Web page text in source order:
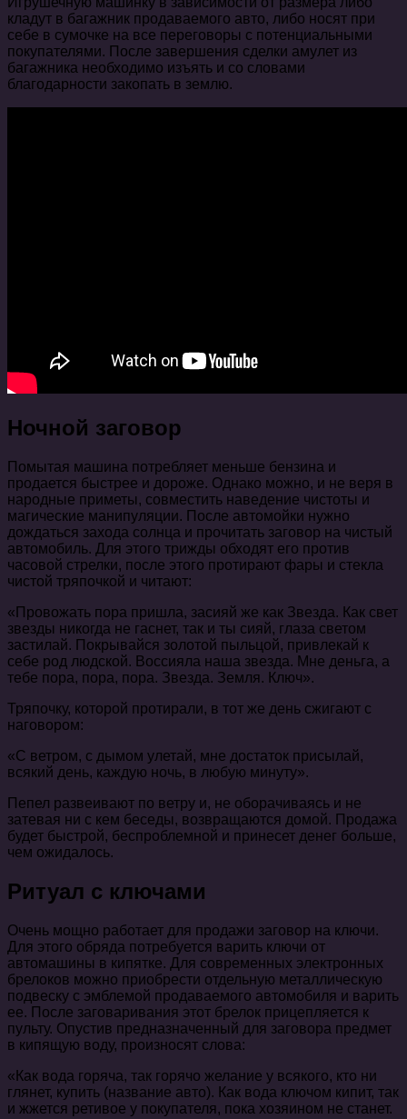
кладут в багажник продаваемого авто, либо носят при
себе в сумочке на все переговоры с потенциальными
покупателями. После завершения сделки амулет из
багажника необходимо изъять и со словами
благодарности закопать в землю.
Ночной заговор
Помытая машина потребляет меньше бензина и
продается быстрее и дороже. Однако можно, и не веря в
народные приметы, совместить наведение чистоты и
магические манипуляции. После автомойки нужно
дождаться захода солнца и прочитать заговор на чистый
автомобиль. Для этого трижды обходят его против
часовой стрелки, после этого протирают фары и стекла
чистой тряпочкой и читают:
«Провожать пора пришла, засияй же как Звезда. Как свет
звезды никогда не гаснет, так и ты сияй, глаза светом
застилай. Покрывайся золотой пыльцой, привлекай к
себе род людской. Воссияла наша звезда. Мне деньга, а
тебе пора, пора, пора. Звезда. Земля. Ключ».
Тряпочку, которой протирали, в тот же день сжигают с
наговором:
«С ветром, с дымом улетай, мне достаток присылай,
всякий день, каждую ночь, в любую минуту».
Пепел развеивают по ветру и, не оборачиваясь и не
затевая ни с кем беседы, возвращаются домой. Продажа
будет быстрой, беспроблемной и принесет денег больше,
чем ожидалось.
Ритуал с ключами
Очень мощно работает для продажи заговор на ключи.
Для этого обряда потребуется варить ключи от
автомашины в кипятке. Для современных электронных
брелоков можно приобрести отдельную металлическую
подвеску с эмблемой продаваемого автомобиля и варить
ее. После заговаривания этот брелок прицепляется к
пульту. Опустив предназначенный для заговора предмет
в кипящую воду, произносят слова:
«Как вода горяча, так горячо желание у всякого, кто ни
глянет, купить (название авто). Как вода ключом кипит, так
и жжется ретивое у покупателя, пока хозяином не станет.